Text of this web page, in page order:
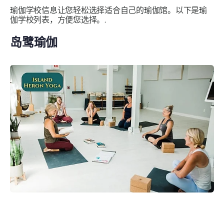
瑜伽学校信息让您轻松选择适合自己的瑜伽馆。以下是瑜
伽学校列表，方便您选择。.
岛鹭瑜伽